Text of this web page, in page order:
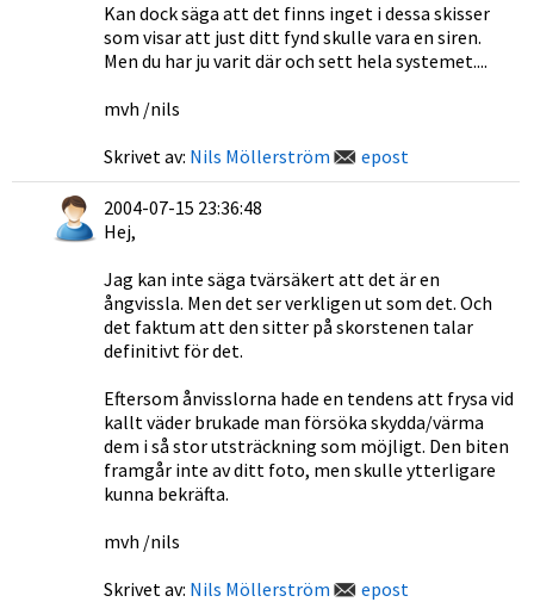
Kan dock säga att det finns inget i dessa skisser
som visar att just ditt fynd skulle vara en siren.
Men du har ju varit där och sett hela systemet....
mvh /nils
Skrivet av: Nils Möllerström epost
2004-07-15 23:36:48
Hej,
Jag kan inte säga tvärsäkert att det är en
ångvissla. Men det ser verkligen ut som det. Och
det faktum att den sitter på skorstenen talar
definitivt för det.
Eftersom ånvisslorna hade en tendens att frysa vid
kallt väder brukade man försöka skydda/värma
dem i så stor utsträckning som möjligt. Den biten
framgår inte av ditt foto, men skulle ytterligare
kunna bekräfta.
mvh /nils
Skrivet av: Nils Möllerström epost